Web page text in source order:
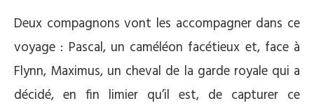
Deux compagnons vont les accompagner dans ce
voyage : Pascal, un caméléon facétieux et, face à
Flynn, Maximus, un cheval de la garde royale qui a
décidé, en fin limier qu’il est, de capturer ce